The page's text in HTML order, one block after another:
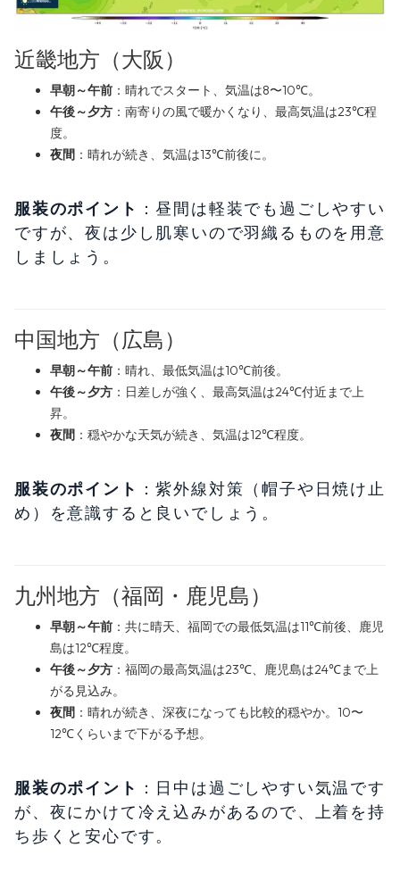
近畿地方（大阪）
早朝～午前 ：晴れでスタート、気温は8〜10℃。
午後～夕方 ：南寄りの風で暖かくなり、最高気温は23℃程
度。
夜間 ：晴れが続き、気温は13℃前後に。
服装のポイント ：昼間は軽装でも過ごしやすい
ですが、夜は少し肌寒いので羽織るものを用意
しましょう。
中国地方（広島）
早朝～午前 ：晴れ、最低気温は10℃前後。
午後～夕方 ：日差しが強く、最高気温は24℃付近まで上
昇。
夜間 ：穏やかな天気が続き、気温は12℃程度。
服装のポイント ：紫外線対策（帽子や日焼け止
め）を意識すると良いでしょう。
九州地方（福岡・鹿児島）
早朝～午前 ：共に晴天、福岡での最低気温は11℃前後、鹿児
島は12℃程度。
午後～夕方 ：福岡の最高気温は23℃、鹿児島は24℃まで上
がる見込み。
夜間 ：晴れが続き、深夜になっても比較的穏やか。10〜
12℃くらいまで下がる予想。
服装のポイント ：日中は過ごしやすい気温です
が、夜にかけて冷え込みがあるので、上着を持
ち歩くと安心です。